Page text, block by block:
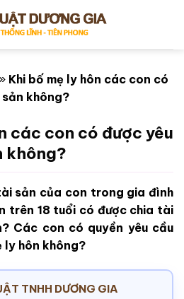
» Khi bố mẹ ly hôn các con có
không?
các con có được yêu
không?
sản của con trong gia đình
trên 18 tuổi có được chia tài
Các con có quyền yêu cầu
ly hôn không?
TNHH DƯƠNG GIA